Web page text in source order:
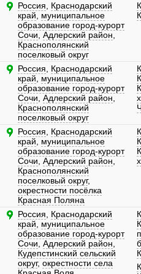
Россия
Краснодарский
край
муниципальное
образование город-курорт
Сочи Адлерский район
Краснополянский
поселковый округ
Россия
Краснодарский
край
муниципальное
образование город-курорт
Сочи Адлерский район
Краснополянский
поселковый округ
Россия
Краснодарский
край
муниципальное
образование город-курорт
Сочи Адлерский район
Краснополянский
поселковый округ,
окрестности посёлка
Красная Поляна
Россия
Краснодарский
край
муниципальное
образование город-курорт
Сочи Адлерский район
Кудепстинский сельский
округ, окрестности села